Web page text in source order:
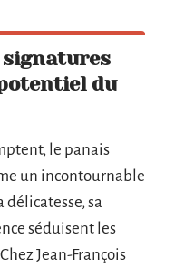
signatures
du
le panais
un incontournable
délicatesse, sa
séduisent les
Jean-François